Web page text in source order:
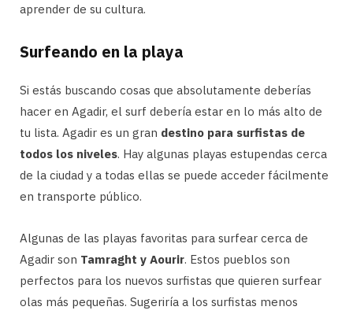
aprender de su cultura.
Surfeando en la playa
Si estás buscando cosas que absolutamente deberías
hacer en Agadir, el surf debería estar en lo más alto de
tu lista. Agadir es un gran destino para surfistas de
todos los niveles. Hay algunas playas estupendas cerca
de la ciudad y a todas ellas se puede acceder fácilmente
en transporte público.
Algunas de las playas favoritas para surfear cerca de
Agadir son Tamraght y Aourir. Estos pueblos son
perfectos para los nuevos surfistas que quieren surfear
olas más pequeñas. Sugeriría a los surfistas menos